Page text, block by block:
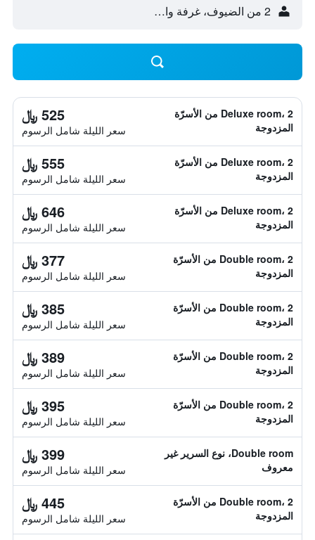
2 من الضيوف، غرفة واحدة
Deluxe room، 2 من الأسرّة
المزدوجة
525 ﷼
سعر الليلة شامل الرسوم
Deluxe room، 2 من الأسرّة
المزدوجة
555 ﷼
سعر الليلة شامل الرسوم
Deluxe room، 2 من الأسرّة
المزدوجة
646 ﷼
سعر الليلة شامل الرسوم
Double room، 2 من الأسرّة
المزدوجة
377 ﷼
سعر الليلة شامل الرسوم
Double room، 2 من الأسرّة
المزدوجة
385 ﷼
سعر الليلة شامل الرسوم
Double room، 2 من الأسرّة
المزدوجة
389 ﷼
سعر الليلة شامل الرسوم
Double room، 2 من الأسرّة
المزدوجة
395 ﷼
سعر الليلة شامل الرسوم
Double room، نوع السرير غير
معروف
399 ﷼
سعر الليلة شامل الرسوم
Double room، 2 من الأسرّة
المزدوجة
445 ﷼
سعر الليلة شامل الرسوم